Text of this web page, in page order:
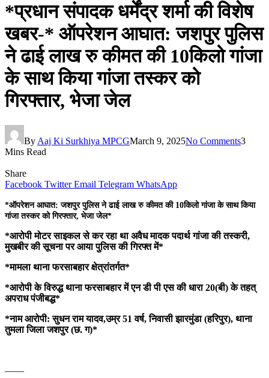
*प्रधान संपादक धर्मेंद्र शर्मा की विशेष
खबर-* ऑपरेशन आघात: जशपुर पुलिस
ने ढाई लाख रु कीमत की 10किलो गांजा
के साथ किया गांजा तस्कर को
गिरफ्तार, भेजा जेल
By Aaj Ki Surkhiya MPCGMarch 9, 2025No Comments3
Mins Read
Share
Facebook Twitter Email Telegram WhatsApp
*ऑपरेशन आघात: जशपुर पुलिस ने ढाई लाख रु कीमत की 10किलो गांजा के साथ किया
गांजा तस्कर को गिरफ्तार, भेजा जेल*
*आरोपी मोटर साइकल से कर रहा था अवैध मादक पदार्थ गांजा की तस्करी,
मुखबीर की सूचना पर आया पुलिस की गिरफ्त में*
*मामला थाना फरसाबहार क्षेत्रांतर्गत*
*आरोपी के विरुद्ध थाना फरसाबहार में एन डी पी एस की धारा 20(बी) के तहत्
अपराध पंजीबद्ध*
*नाम आरोपी: सुधन राम यादव,उम्र 51 वर्ष, निवासी झारमुंडा (हरिपुर), थाना
तुमला जिला जशपुर (छ. ग)*
——